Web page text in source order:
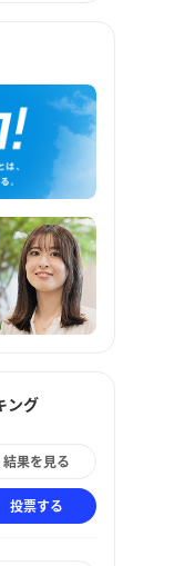
ング
結果を見る
投票する